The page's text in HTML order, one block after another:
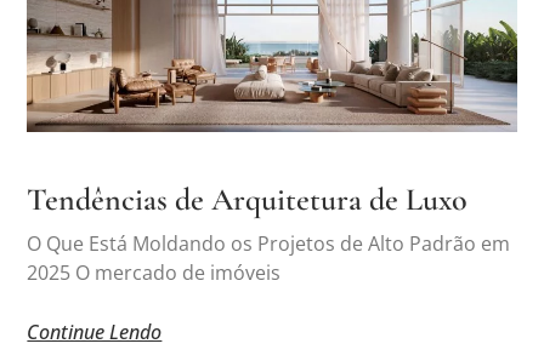
Tendências de Arquitetura de Luxo
O Que Está Moldando os Projetos de Alto Padrão em
2025 O mercado de imóveis
Continue Lendo